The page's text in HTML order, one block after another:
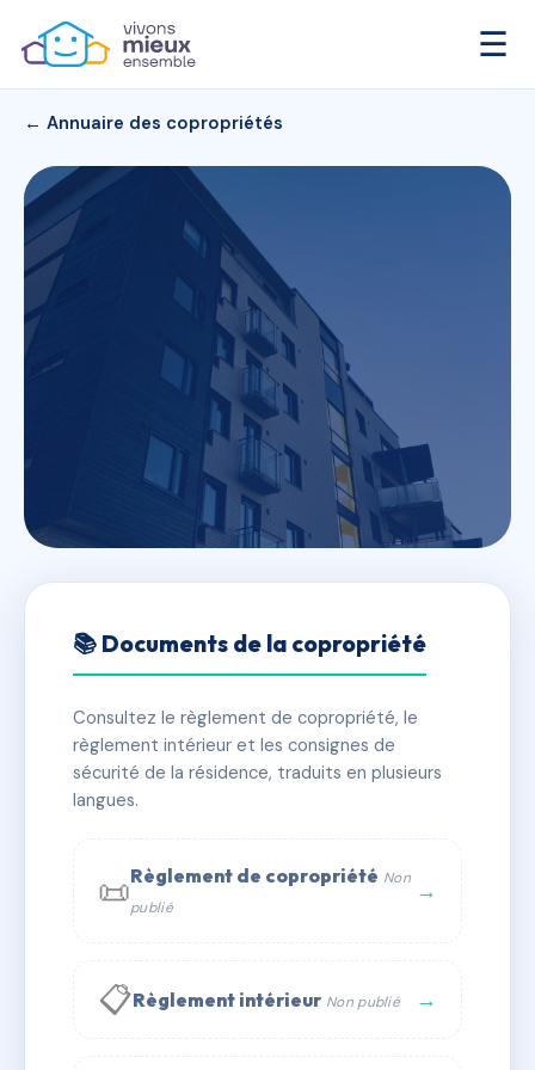
☰
← Annuaire des copropriétés
METROPOLITAN
✓ Immatriculée 🏠 203 lots 🏗 2 bâtiment(s)
📞 Contacter Syndic Digital
📚 Documents de la copropriété
Consultez le règlement de copropriété, le
règlement intérieur et les consignes de
sécurité de la résidence, traduits en plusieurs
langues.
📜Règlement de copropriété Non
publié
→
📋Règlement intérieur Non publié →